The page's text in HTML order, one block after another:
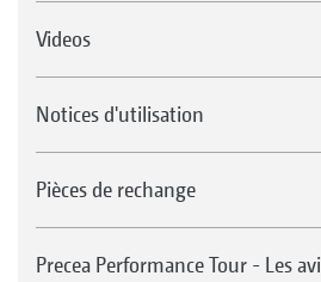
Videos
Notices d'utilisation
Pièces de rechange
Precea Performance Tour - Les